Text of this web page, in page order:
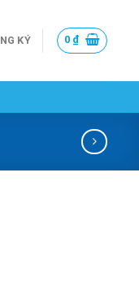
KÝ 0 ₫